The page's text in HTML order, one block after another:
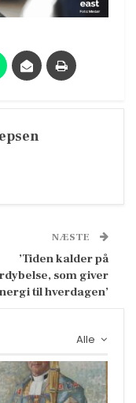
NÆSTE
’Tiden kalder på
som giver
til hverdagen’
Alle